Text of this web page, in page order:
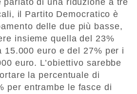
parlato di una riduzione a tre
il Partito Democratico è
delle due più basse,
insieme quella del 23%
15.000 euro e del 27% per i
euro. L’obiettivo sarebbe
la percentuale di
per entrambe le fasce di